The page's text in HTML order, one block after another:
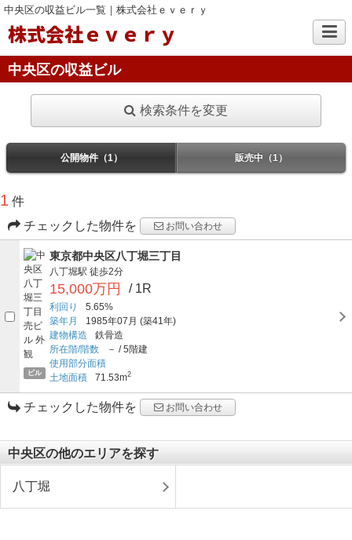
中央区の収益ビル一覧｜株式会社ｅｖｅｒｙ
株式会社ｅｖｅｒｙ
中央区の収益ビル
検索条件を変更
公開物件（1） 販売中（1）
1 件
チェックした物件を
お問い合わせ
ビル
東京都中央区八丁堀三丁目
八丁堀駅 徒歩2分
15,000万円 / 1R
利回り
5.65%
築年月
1985年07月 (築41年)
建物構造
鉄骨造
所在階/階数
－ /5階建
使用部分面積
土地面積
71.53m2
チェックした物件を お問い合わせ
中央区の他のエリアを探す
八丁堀